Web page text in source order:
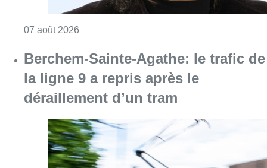
07 août 2026
Berchem-Sainte-Agathe: le trafic de
la ligne 9 a repris après le
déraillement d’un tram